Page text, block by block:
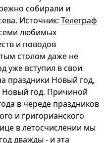
собирали и
Источник: Телеграф
любимых
и поводов
столом даже не
уже вступил в свои
праздники Новый год,
Новый год. Причиной
в череде праздников
и григорианского
в летосчислении мы
дважды - и эта